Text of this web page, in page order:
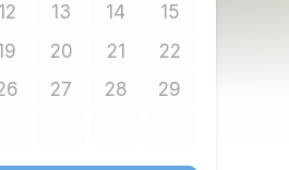
available
12No tickets available
13No tickets available
14No tickets available
15No tickets
available
No tickets available
20No tickets available
21No tickets available
22No tickets
available
No tickets available
27No tickets available
28No tickets available
29No tickets